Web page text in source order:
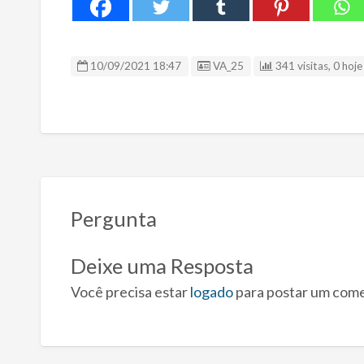
10/09/2021 18:47 ID Anúncio
VA_25 341 visitas, 0 hoje
Pergunta
Deixe uma Resposta
Você precisa estarlogadopara postar um